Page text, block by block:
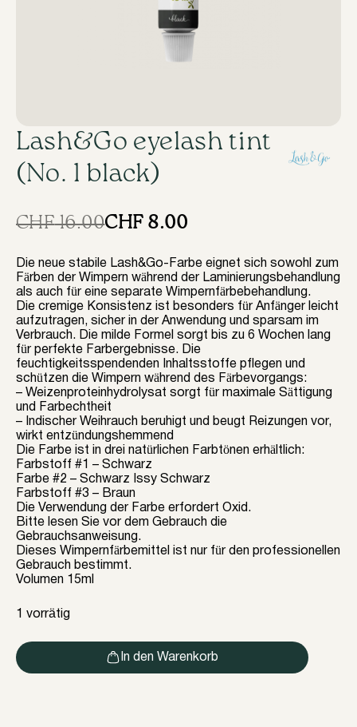
Lash&Go eyelash tint
(No. 1 black)
CHF16.00
Ursprünglicher
Preis
war:
CHF 16.00
CHF8.00
Aktueller
Preis
ist:
CHF 8.00.
Die neue stabile Lash&Go-Farbe eignet sich sowohl zum
Färben der Wimpern während der Laminierungsbehandlung
als auch für eine separate Wimpernfärbebehandlung.
Die cremige Konsistenz ist besonders für Anfänger leicht
aufzutragen, sicher in der Anwendung und sparsam im
Verbrauch. Die milde Formel sorgt bis zu 6 Wochen lang
für perfekte Farbergebnisse. Die
feuchtigkeitsspendenden Inhaltsstoffe pflegen und
schützen die Wimpern während des Färbevorgangs:
– Weizenproteinhydrolysat sorgt für maximale Sättigung
und Farbechtheit
– Indischer Weihrauch beruhigt und beugt Reizungen vor,
wirkt entzündungshemmend
Die Farbe ist in drei natürlichen Farbtönen erhältlich:
Farbstoff #1 – Schwarz
Farbe #2 – Schwarz Issy Schwarz
Farbstoff #3 – Braun
Die Verwendung der Farbe erfordert Oxid.
Bitte lesen Sie vor dem Gebrauch die
Gebrauchsanweisung.
Dieses Wimpernfärbemittel ist nur für den professionellen
Gebrauch bestimmt.
Volumen 15ml
1 vorrätig
In den Warenkorb